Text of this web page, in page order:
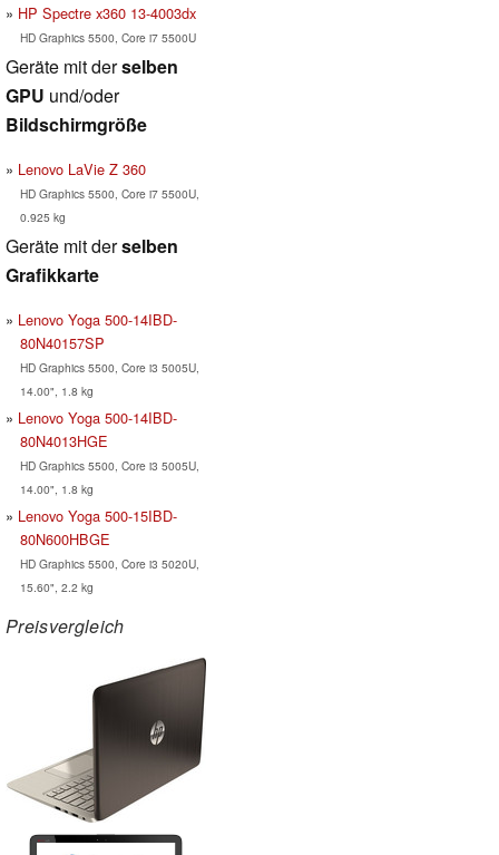
HP Spectre x360 13-4003dx
HD Graphics 5500, Core i7 5500U
Geräte mit derselben
GPU und/oder
Bildschirmgröße
Lenovo LaVie Z 360
HD Graphics 5500, Core i7 5500U,
0.925 kg
Geräte mit derselben
Grafikkarte
Lenovo Yoga 500-14IBD-
80N40157SP
HD Graphics 5500, Core i3 5005U,
14.00", 1.8 kg
Lenovo Yoga 500-14IBD-
80N4013HGE
HD Graphics 5500, Core i3 5005U,
14.00", 1.8 kg
Lenovo Yoga 500-15IBD-
80N600HBGE
HD Graphics 5500, Core i3 5020U,
15.60", 2.2 kg
Preisvergleich